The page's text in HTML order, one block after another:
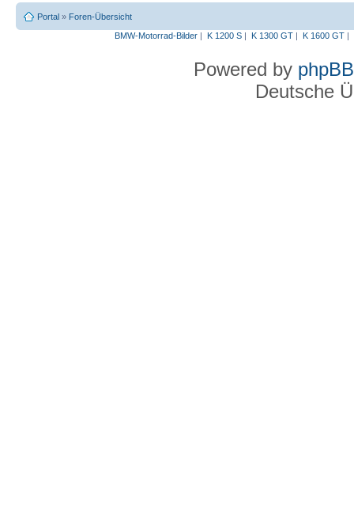
Portal » Foren-Übersicht
BMW-Motorrad-Bilder| K 1200 S| K 1300 GT| K 1600 GT|
Powered by phpBB
Deutsche